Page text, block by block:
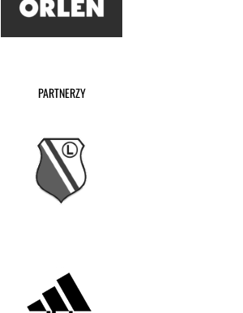
PARTNERZY